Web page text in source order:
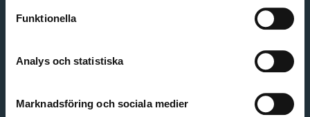
Funktionella
Analys och statistiska
Marknadsföring och sociala medier
Customer service